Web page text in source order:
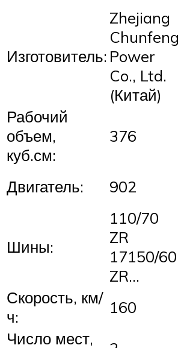
Изготовитель:
Zhejiang
Chunfeng
Power
Co., Ltd.
(Китай)
Рабочий
объем,
куб.см:
376
Двигатель: 902
Шины:
110/70
ZR
17150/60
ZR…
Скорость, км/
ч:
160
Число мест,